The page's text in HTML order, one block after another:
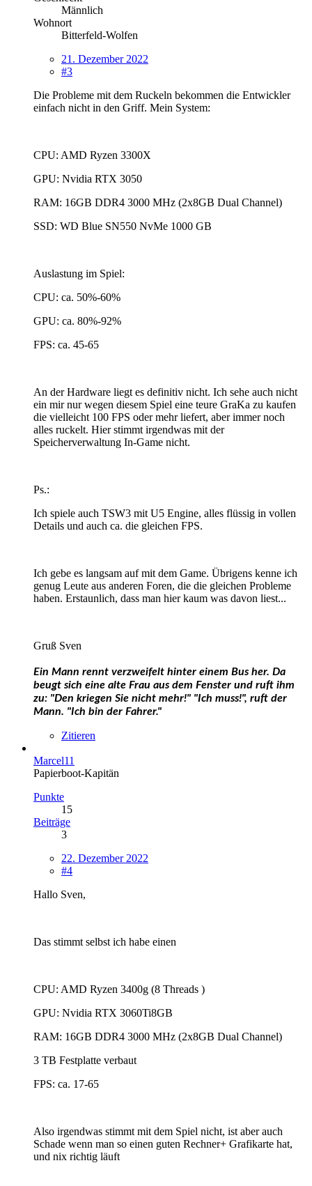
Männlich
Wohnort
Bitterfeld-Wolfen
21. Dezember 2022
#3
Die Probleme mit dem Ruckeln bekommen die Entwickler
einfach nicht in den Griff. Mein System:
CPU: AMD Ryzen 3300X
GPU: Nvidia RTX 3050
RAM: 16GB DDR4 3000 MHz (2x8GB Dual Channel)
SSD: WD Blue SN550 NvMe 1000 GB
Auslastung im Spiel:
CPU: ca. 50%-60%
GPU: ca. 80%-92%
FPS: ca. 45-65
An der Hardware liegt es definitiv nicht. Ich sehe auch nicht
ein mir nur wegen diesem Spiel eine teure GraKa zu kaufen
die vielleicht 100 FPS oder mehr liefert, aber immer noch
alles ruckelt. Hier stimmt irgendwas mit der
Speicherverwaltung In-Game nicht.
Ps.:
Ich spiele auch TSW3 mit U5 Engine, alles flüssig in vollen
Details und auch ca. die gleichen FPS.
Ich gebe es langsam auf mit dem Game. Übrigens kenne ich
genug Leute aus anderen Foren, die die gleichen Probleme
haben. Erstaunlich, dass man hier kaum was davon liest...
Gruß Sven
Ein Mann rennt verzweifelt hinter einem Bus her. Da
beugt sich eine alte Frau aus dem Fenster und ruft ihm
zu: "Den kriegen Sie nicht mehr!" "Ich muss!", ruft der
Mann. "Ich bin der Fahrer."
Zitieren
Marcel11
Papierboot-Kapitän
Punkte
15
Beiträge
3
22. Dezember 2022
#4
Hallo Sven,
Das stimmt selbst ich habe einen
CPU: AMD Ryzen 3400g (8 Threads )
GPU: Nvidia RTX 3060Ti8GB
RAM: 16GB DDR4 3000 MHz (2x8GB Dual Channel)
3 TB Festplatte verbaut
FPS: ca. 17-65
Also irgendwas stimmt mit dem Spiel nicht, ist aber auch
Schade wenn man so einen guten Rechner+ Grafikarte hat,
und nix richtig läuft